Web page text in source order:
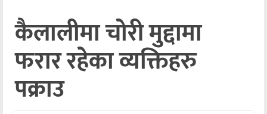
अन्तराष्ट्रिय
अन्तर्वार्ता
अर्थ
खेलकुद
कैलालीमा चोरी मुद्दामा
फरार रहेका व्यक्तिहरु
पक्राउ